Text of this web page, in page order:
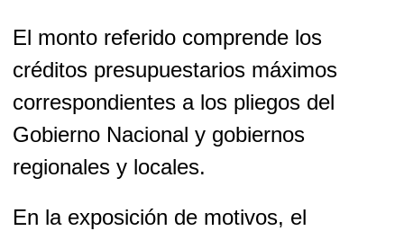
El monto referido comprende los
créditos presupuestarios máximos
correspondientes a los pliegos del
Gobierno Nacional y gobiernos
regionales y locales.
En la exposición de motivos, el